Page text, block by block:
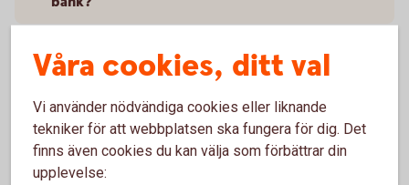
Hur för jag över pengar mellan mina olika ISK?
Jag har fått information om att mitt ISK delas
upp i två konton, vad innebär det?
Jag har fått ändrade villkor, vad innebär det?
Våra cookies, ditt val
Vi använder nödvändiga cookies eller liknande
tekniker för att webbplatsen ska fungera för dig. Det
finns även cookies du kan välja som förbättrar din
upplevelse: